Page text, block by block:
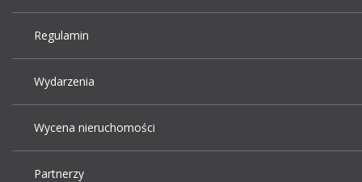
Regulamin
Wydarzenia
Wycena nieruchomości
Partnerzy